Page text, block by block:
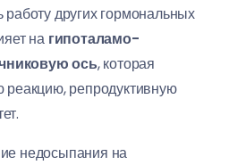
других гормональных
на гипоталамо-
ось, которая
реакцию, репродуктивную
недосыпания на